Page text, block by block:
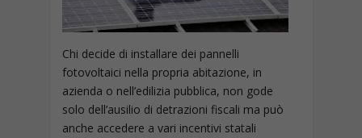
Chi decide di installare dei pannelli
fotovoltaici nella propria abitazione, in
azienda o nell’edilizia pubblica, non gode
solo dell’ausilio di detrazioni fiscali ma può
anche accedere a vari incentivi statali